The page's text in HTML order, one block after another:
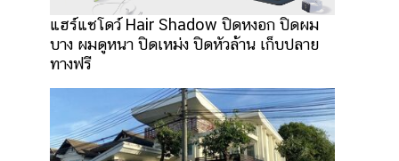
แฮร์แชโดว์ Hair Shadow ปิดหงอก ปิดผม
บาง ผมดูหนา ปิดเหม่ง ปิดหัวล้าน เก็บปลาย
ทางฟรี